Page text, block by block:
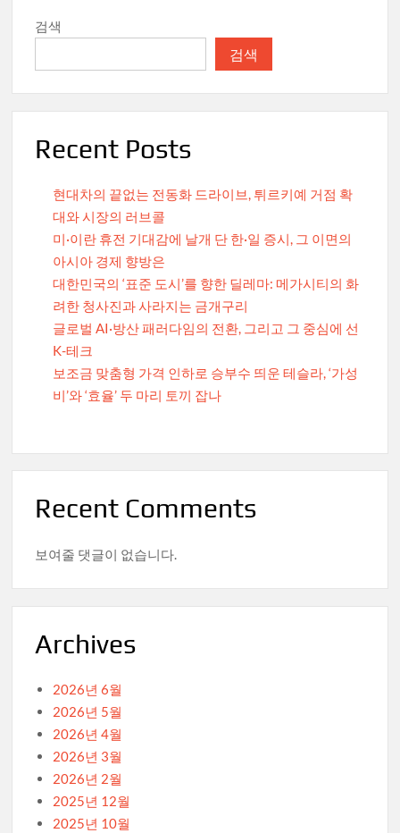
검색
검색
Recent Posts
현대차의 끝없는 전동화 드라이브, 튀르키예 거점 확
대와 시장의 러브콜
미·이란 휴전 기대감에 날개 단 한·일 증시, 그 이면의
아시아 경제 향방은
대한민국의 ‘표준 도시’를 향한 딜레마: 메가시티의 화
려한 청사진과 사라지는 금개구리
글로벌 AI·방산 패러다임의 전환, 그리고 그 중심에 선
K-테크
보조금 맞춤형 가격 인하로 승부수 띄운 테슬라, ‘가성
비’와 ‘효율’ 두 마리 토끼 잡나
Recent Comments
보여줄 댓글이 없습니다.
Archives
2026년 6월
2026년 5월
2026년 4월
2026년 3월
2026년 2월
2025년 12월
2025년 10월